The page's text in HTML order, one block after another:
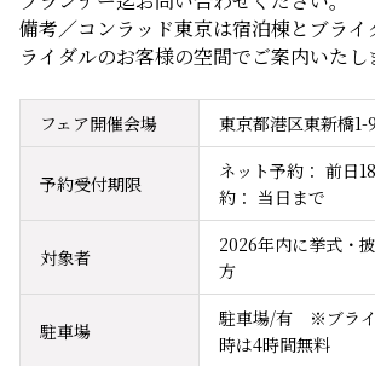
備考／コンラッド東京は宿泊棟とブラ
ライダルのお客様の空間でご案内いたし
フェア開催会場 東京都港区東新橋1-
予約受付期限
ネット予約： 前日
約： 当日まで
対象者
2026年内に挙式・
方
駐車場
駐車場/有　※ブラ
時は4時間無料